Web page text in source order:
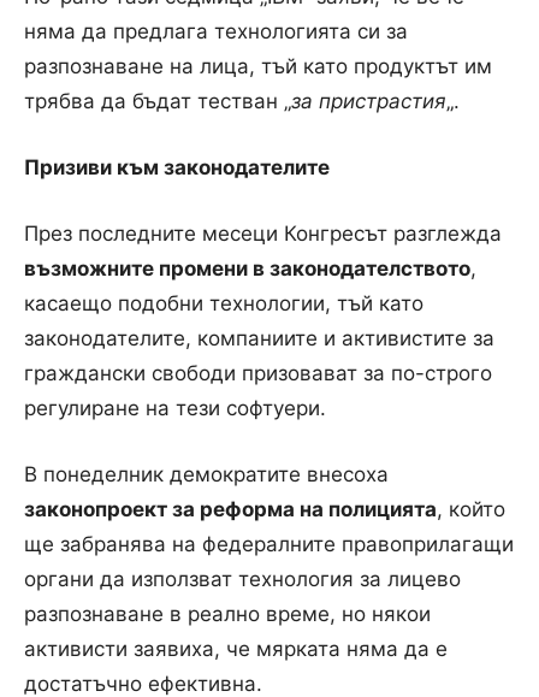
няма да предлага технологията си за
разпознаване на лица, тъй като продуктът им
трябва да бъдат тестван „за пристрастия„.
Призиви към законодателите
През последните месеци Конгресът разглежда
възможните промени в законодателството,
касаещо подобни технологии, тъй като
законодателите, компаниите и активистите за
граждански свободи призовават за по-строго
регулиране на тези софтуери.
В понеделник демократите внесоха
законопроект за реформа на полицията, който
ще забранява на федералните правоприлагащи
органи да използват технология за лицево
разпознаване в реално време, но някои
активисти заявиха, че мярката няма да е
достатъчно ефективна.